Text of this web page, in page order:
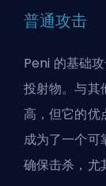
普通攻击
Peni 的基础
投射物。与其
高，但它的优
成为了一个可
确保击杀，尤